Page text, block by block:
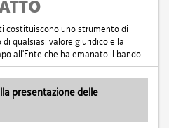
costituiscono uno strumento di
qualsiasi valore giuridico e la
all'Ente che ha emanato il bando.
presentazione delle